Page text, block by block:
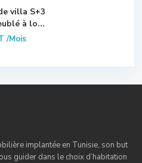
villa S+3
à lo...
/Mois
implantée en Tunisie, son but
guider dans le choix d’habitation